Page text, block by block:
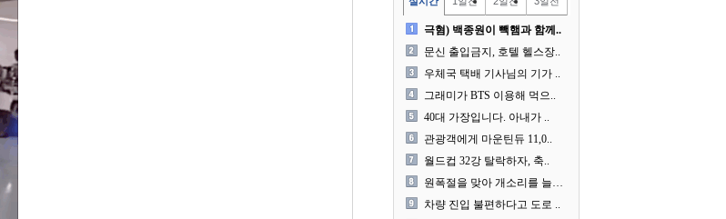
극혐) 백종원이 빽햄과 함께..
문신 출입금지, 호텔 헬스장..
우체국 택배 기사님의 기가 ..
그래미가 BTS 이용해 먹으..
40대 가장입니다. 아내가 ..
관광객에게 마운틴듀 11,0..
월드컵 32강 탈락하자, 축..
원폭절을 맞아 개소리를 늘어..
차량 진입 불편하다고 도로 ..